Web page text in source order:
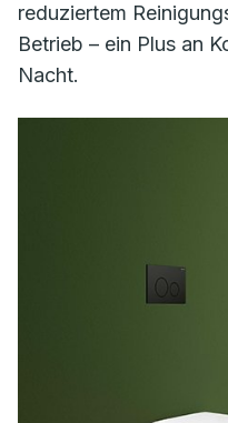
reduziertem
Betrieb – ein Plus an
Nacht.